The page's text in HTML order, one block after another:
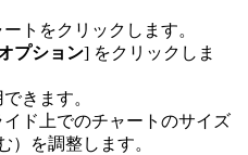
トをクリックします。
プション] をクリックしま
きます。
イド上でのチャートのサイズ
）を調整します。